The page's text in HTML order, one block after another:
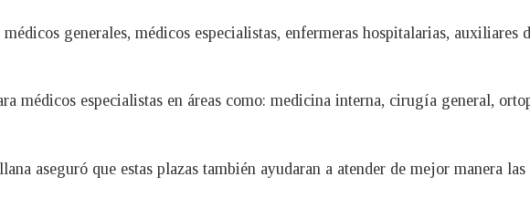
generales, médicos especialistas, enfermeras hospitalarias, auxiliares
médicos especialistas en áreas como: medicina interna, cirugía general,
aseguró que estas plazas también ayudaran a atender de mejor manera